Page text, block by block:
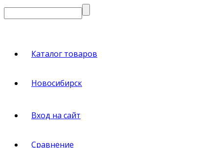
Каталог товаров
Новосибирск
Вход на сайт
Сравнение